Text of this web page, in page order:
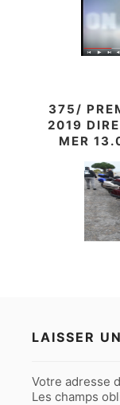
375/
2019
MER
LAISSER
Votre adresse
Les champs